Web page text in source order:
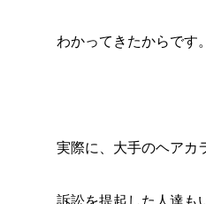
わかってきたからです。
実際に、大手のヘアカ